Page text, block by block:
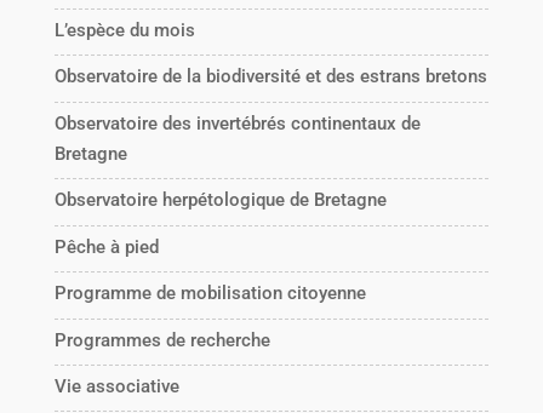
L’espèce du mois
Observatoire de la biodiversité et des estrans bretons
Observatoire des invertébrés continentaux de
Bretagne
Observatoire herpétologique de Bretagne
Pêche à pied
Programme de mobilisation citoyenne
Programmes de recherche
Vie associative